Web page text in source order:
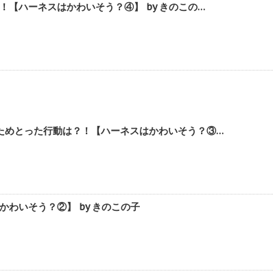
【ハーネスはかわいそう？④】 by きのこの…
めとった行動は？！【ハーネスはかわいそう？③…
わいそう？②】 by きのこの子